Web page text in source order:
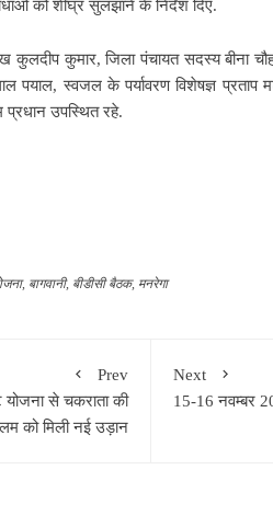
को शीघ्र सुलझाने के निर्देश दिए.
कुमार, जिला पंचायत सदस्य बीना
स्वजल के पर्यावरण विशेषज्ञ प्रताप
प्रधान उपस्थित रहे.
, बागवानी, बीडीसी बैठक, मनरेगा
Prev
योजना से चकराता की
को मिली नई उड़ान
Next
15-16 नवम्बर